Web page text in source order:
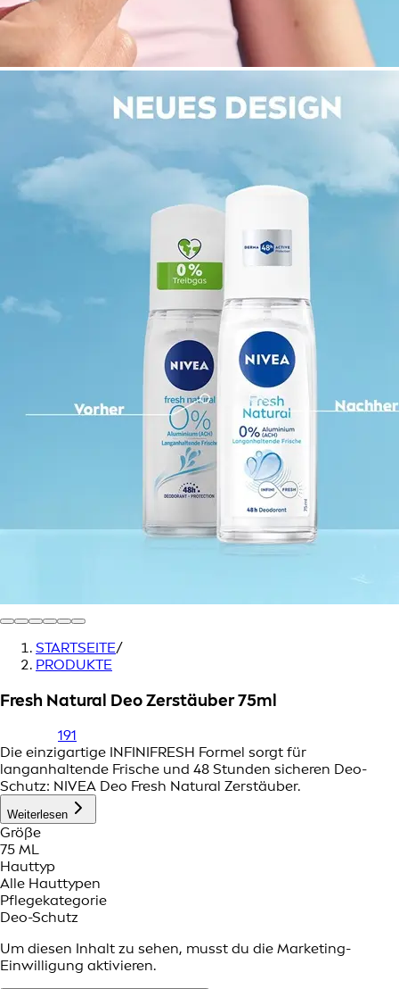
STARTSEITE/
PRODUKTE
Fresh Natural Deo Zerstäuber 75ml
191
Die einzigartige INFINIFRESH Formel sorgt für
langanhaltende Frische und 48 Stunden sicheren Deo-
Schutz: NIVEA Deo Fresh Natural Zerstäuber.
Weiterlesen
Größe
75 ML
Hauttyp
Alle Hauttypen
Pflegekategorie
Deo-Schutz
Um diesen Inhalt zu sehen, musst du die Marketing-
Einwilligung aktivieren.